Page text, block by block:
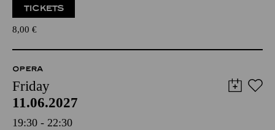
TICKETS
8,00 €
OPERA
Friday
11.06.2027
19:30 - 22:30